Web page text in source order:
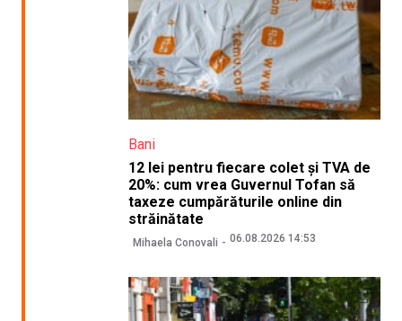
Bani
12 lei pentru fiecare colet și TVA de
20%: cum vrea Guvernul Tofan să
taxeze cumpărăturile online din
străinătate
Mihaela Conovali 06.08.2026 14:53